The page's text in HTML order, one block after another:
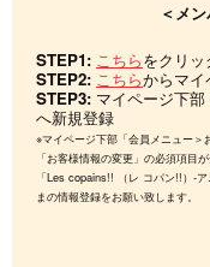
＜メ
STEP1: こちらをクリ
STEP2: こちらからマイ
STEP3: マイページ下
へ新規登録
※マイページ下部「会員メニュー＞
「お客様情報の変更」の必須項目
「Les copains!! （レ コパン!!）-
まの情報登録をお願い致します。